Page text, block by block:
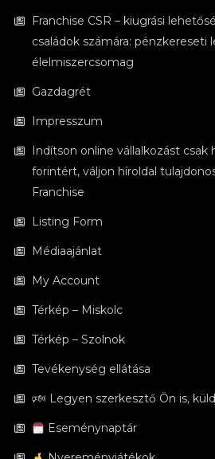
Franchise CSR – kiugrási
családok számára: pénzkereseti
élelmiszercsomag
Gazdagrét
Impresszum
Indítson online vállalkozást csak
forintért, váljon híroldal
Franchise
Listing Form
Médiaajánlat
My Account
Térkép – Miskolc
Térkép – Szolnok
Tevékenység ellátása
🕬 Legyen szerkesztő Ön is,
Eseménynaptár